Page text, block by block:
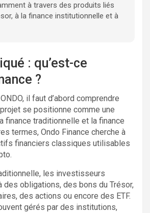
à travers des produits liés
à la finance institutionnelle et à
: qu’est-ce
?
il faut d’abord comprendre
se positionne comme une
finance traditionnelle et la finance
termes, Ondo Finance cherche à
financiers classiques utilisables
les investisseurs
des obligations, des bons du Trésor,
des actions ou encore des ETF.
gérés par des institutions,